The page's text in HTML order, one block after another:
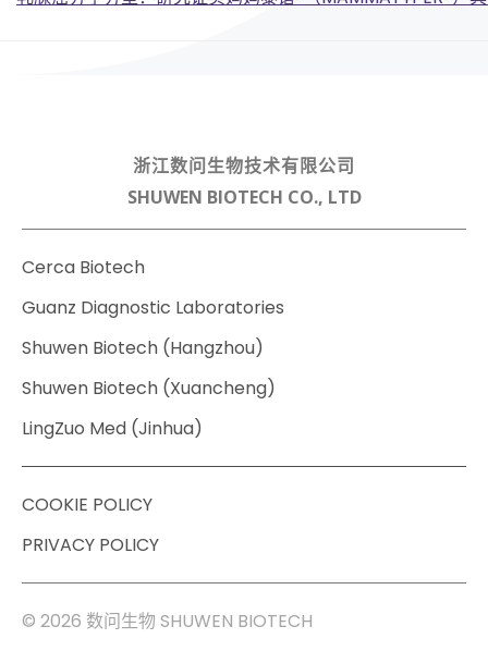
navigation
浙江数问生物技术有限公司
SHUWEN BIOTECH CO., LTD
Cerca Biotech
Guanz Diagnostic Laboratories
Shuwen Biotech (Hangzhou)
Shuwen Biotech (Xuancheng)
LingZuo Med (Jinhua)
COOKIE POLICY
PRIVACY POLICY
© 2026 数问生物 SHUWEN BIOTECH